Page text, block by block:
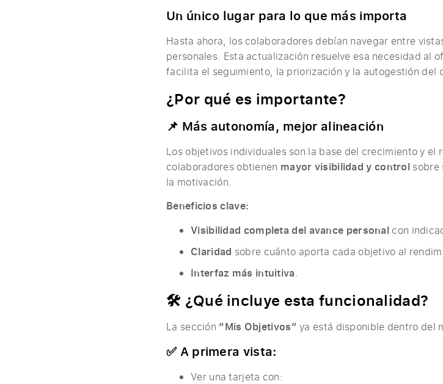
Un único lugar para lo que más importa
Hasta ahora, los colaboradores debían navegar entre
personales. Esta actualización resuelve esa necesidad al
facilita el seguimiento, la priorización y la autogestión del
¿Por qué es importante?
📌 Más autonomía, mejor alineación
Los objetivos individuales son la base del crecimiento y el
colaboradores obtienen mayor visibilidad y control sobre
la motivación.
Beneficios clave:
Visibilidad completa del avance personal con
Claridad sobre cuánto aporta cada objetivo al
Interfaz más intuitiva.
🛠️ ¿Qué incluye esta funcionalidad?
La sección “Mis Objetivos” ya está disponible dentro del
✅ A primera vista:
Ver una tarjeta con: